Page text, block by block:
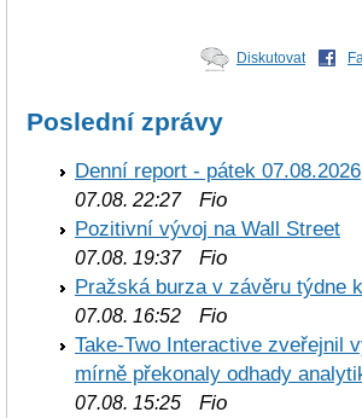
Diskutovat
Poslední zprávy
Denní report - pátek 07.08.2026
07.08. 22:27Fio
Pozitivní vývoj na Wall Street
07.08. 19:37Fio
Pražská burza v závěru týdne
07.08. 16:52 Fio
Take-Two Interactive zveřejnil
mírně překonaly odhady
07.08. 15:25 Fio